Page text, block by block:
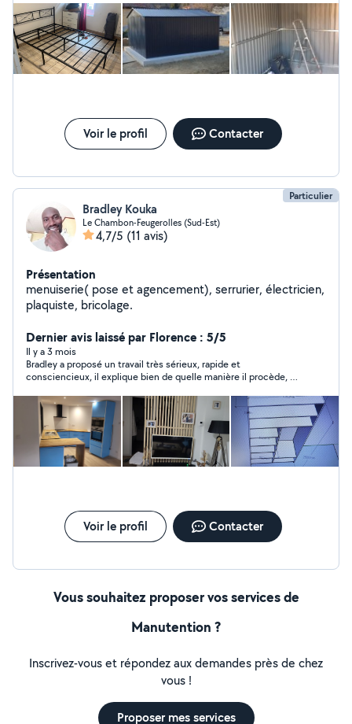
100% et n’hésiterons pas à faire à nouveau appel à ses services.
Merci beaucoup !
Voir le profil Contacter
Particulier
Bradley Kouka
Le Chambon-Feugerolles (Sud-Est)
4,7/5 (11 avis)
Présentation
menuiserie( pose et agencement), serrurier, électricien,
plaquiste, bricolage.
Dernier avis laissé par Florence : 5/5
Il y a 3 mois
Bradley a proposé un travail très sérieux, rapide et
consciencieux, il explique bien de quelle manière il procède, ce
satisfaite.
Voir le profil Contacter
Vous souhaitez proposer vos services de
Manutention ?
Inscrivez-vous et répondez aux demandes près de chez
vous !
Proposer mes services